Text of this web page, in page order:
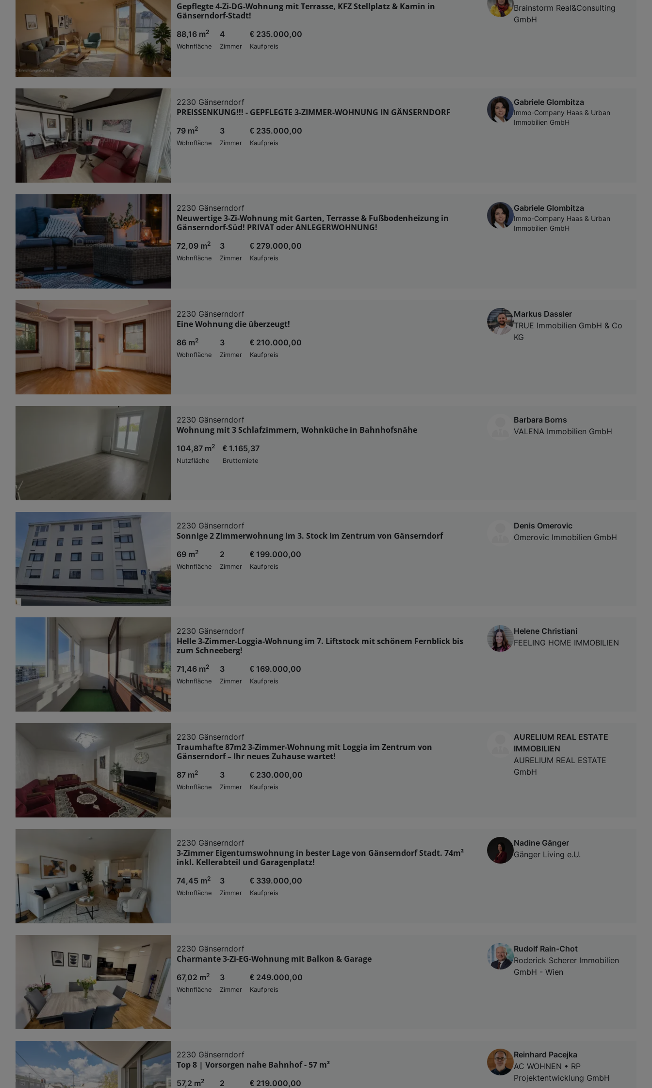
Gepflegte 4-Zi-DG-Wohnung mit Terrasse, KFZ Stellplatz & Kamin in
Gänserndorf-Stadt!
88,16 m2
Wohnfläche
4
Zimmer
€ 235.000,00
Kaufpreis
Brainstorm Real&Consulting
GmbH
2230 Gänserndorf
PREISSENKUNG!!! - GEPFLEGTE 3-ZIMMER-WOHNUNG IN GÄNSERNDORF
79 m2
Wohnfläche
3
Zimmer
€ 235.000,00
Kaufpreis
Gabriele Glombitza
Immo-Company Haas & Urban
Immobilien GmbH
2230 Gänserndorf
Neuwertige 3-Zi-Wohnung mit Garten, Terrasse & Fußbodenheizung in
Gänserndorf-Süd! PRIVAT oder ANLEGERWOHNUNG!
72,09 m2
Wohnfläche
3
Zimmer
€ 279.000,00
Kaufpreis
Gabriele Glombitza
Immo-Company Haas & Urban
Immobilien GmbH
2230 Gänserndorf
Eine Wohnung die überzeugt!
86 m2
Wohnfläche
3
Zimmer
€ 210.000,00
Kaufpreis
Markus Dassler
TRUE Immobilien GmbH & Co
KG
2230 Gänserndorf
Wohnung mit 3 Schlafzimmern, Wohnküche in Bahnhofsnähe
104,87 m2
Nutzfläche
€ 1.165,37
Bruttomiete
Barbara Borns
VALENA Immobilien GmbH
2230 Gänserndorf
Sonnige 2 Zimmerwohnung im 3. Stock im Zentrum von Gänserndorf
69 m2
Wohnfläche
2
Zimmer
€ 199.000,00
Kaufpreis
Denis Omerovic
Omerovic Immobilien GmbH
2230 Gänserndorf
Helle 3-Zimmer-Loggia-Wohnung im 7. Liftstock mit schönem Fernblick bis
zum Schneeberg!
71,46 m2
Wohnfläche
3
Zimmer
€ 169.000,00
Kaufpreis
Helene Christiani
FEELING HOME IMMOBILIEN
2230 Gänserndorf
Traumhafte 87m2 3-Zimmer-Wohnung mit Loggia im Zentrum von
Gänserndorf – Ihr neues Zuhause wartet!
87 m2
Wohnfläche
3
Zimmer
€ 230.000,00
Kaufpreis
AURELIUM REAL ESTATE
IMMOBILIEN
AURELIUM REAL ESTATE
GmbH
2230 Gänserndorf
3-Zimmer Eigentumswohnung in bester Lage von Gänserndorf Stadt. 74m²
inkl. Kellerabteil und Garagenplatz!
74,45 m2
Wohnfläche
3
Zimmer
€ 339.000,00
Kaufpreis
Nadine Gänger
Gänger Living e.U.
2230 Gänserndorf
Charmante 3-Zi-EG-Wohnung mit Balkon & Garage
67,02 m2
Wohnfläche
3
Zimmer
€ 249.000,00
Kaufpreis
Rudolf Rain-Chot
Roderick Scherer Immobilien
GmbH - Wien
2230 Gänserndorf
Top 8 | Vorsorgen nahe Bahnhof - 57 m²
57,2 m2 2 € 219.000,00
Reinhard Pacejka
AC WOHNEN • RP
Projektentwicklung GmbH